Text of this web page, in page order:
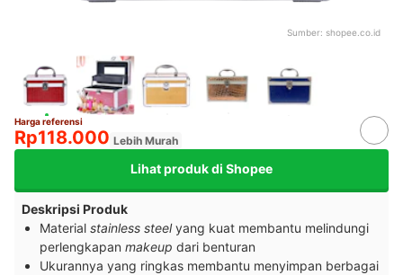
Sumber: shopee.co.id
Harga referensi
Rp118.000 Lebih Murah
Lihat produk di Shopee
Deskripsi Produk
Material stainless steelyang kuat membantu melindungi
perlengkapan makeup dari benturan
Ukurannya yang ringkas membantu menyimpan berbagai